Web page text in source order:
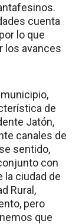
cuenta
lo que
los avances
de
Jatón,
canales de
sentido,
con
ciudad de
Rural,
pero
que